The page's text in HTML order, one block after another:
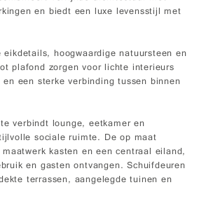
en biedt een luxe levensstijl met
hoogwaardige natuursteen en
plafond zorgen voor lichte interieurs
een sterke verbinding tussen binnen
verbindt lounge, eetkamer en
sociale ruimte. De op maat
kasten en een centraal eiland,
en gasten ontvangen. Schuifdeuren
terrassen, aangelegde tuinen en